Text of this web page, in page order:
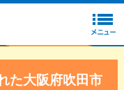
た大阪府吹田市